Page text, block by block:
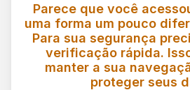
Parece que você
uma forma um pouco
Para sua segurança
verificação rápida.
manter a sua
proteger seus